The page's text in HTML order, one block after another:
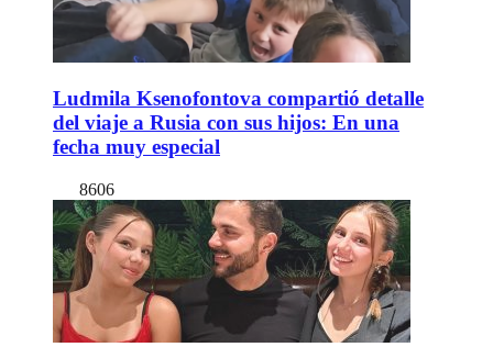
Ludmila Ksenofontova compartió detalle
del viaje a Rusia con sus hijos: En una
fecha muy especial
8606